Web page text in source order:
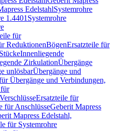
EdelstahlSystemrohre
1.4401 Systemrohre
für
ReduktionenBögenErsatzteile für
Innenliegende
ZirkulationÜbergänge
unlösbarÜbergänge und
Übergänge und Verbindungen,
VerschlüsseErsatzteile für
für AnschlüsseGeberit Mapress
Mapress Edelstahl,
für Systemrohre